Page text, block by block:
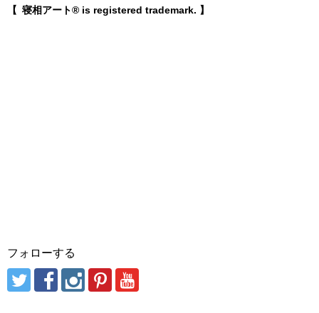
【 寝相アート® is registered trademark. 】
フォローする